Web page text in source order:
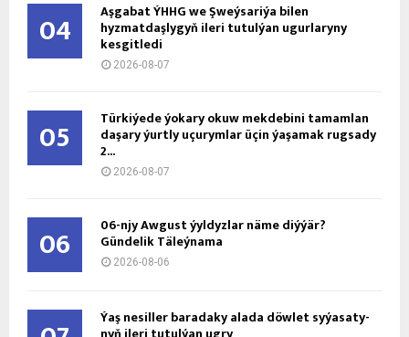
04 Aşgabat ÝHHG we Şweýsariýa bilen
hyzmatdaşlygyň ileri tutulýan ugurlaryny
kesgitledi
2026-08-07
05 Türkiýede ýokary okuw mekdebini tamamlan
daşary ýurtly uçurymlar üçin ýaşamak rugsady
2...
2026-08-07
06 06-njy Awgust ýyldyzlar näme diýýär?
Gündelik Täleýnama
2026-08-06
Ýaş ne­sil­ler ba­ra­da­ky ala­da döw­let sy­ýa­sa­ty­